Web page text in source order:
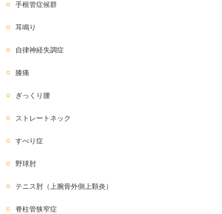
手根管症候群
耳鳴り
自律神経失調症
膝痛
ぎっくり腰
ストレートネック
すべり症
野球肘
テニス肘（上腕骨外側上顆炎）
脊柱管狭窄症